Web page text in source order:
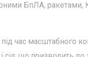
БпЛА,
час масштабного